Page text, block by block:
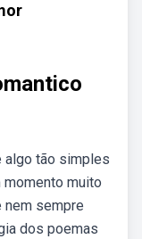
algo tão simples
momento muito
nem sempre
dos poemas